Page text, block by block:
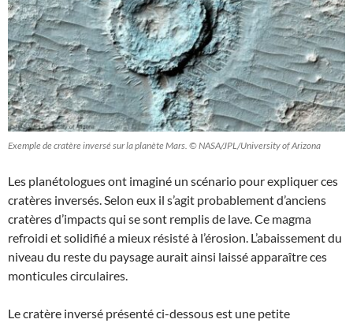
Exemple de cratère inversé sur la planète Mars. © NASA/JPL/University of Arizona
Les planétologues ont imaginé un scénario pour expliquer ces
cratères inversés. Selon eux il s’agit probablement d’anciens
cratères d’impacts qui se sont remplis de lave. Ce magma
refroidi et solidifié a mieux résisté à l’érosion. L’abaissement du
niveau du reste du paysage aurait ainsi laissé apparaître ces
monticules circulaires.
Le cratère inversé présenté ci-dessous est une petite